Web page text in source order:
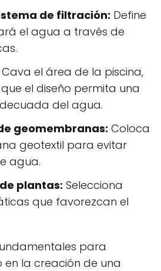
de filtración: Define
el agua a través de
Cava el área de la piscina,
el diseño permita una
del agua.
geomembranas: Coloca
geotextil para evitar
agua.
plantas: Selecciona
que favorezcan el
para
en la creación de una